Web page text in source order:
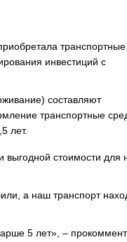
транспортные
инвестиций с
составляют
транспортные
лет.
выгодной стоимости для
а наш транспорт
5 лет», –